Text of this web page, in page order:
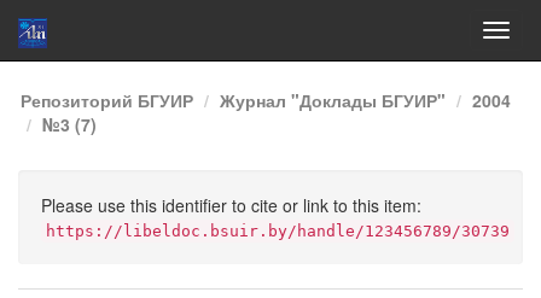
Skip
navigation
Репозиторий БГУИР Журнал "Доклады БГУИР"
2004
№3 (7)
Please use this identifier to cite or link to this item:
https://libeldoc.bsuir.by/handle/123456789/30739